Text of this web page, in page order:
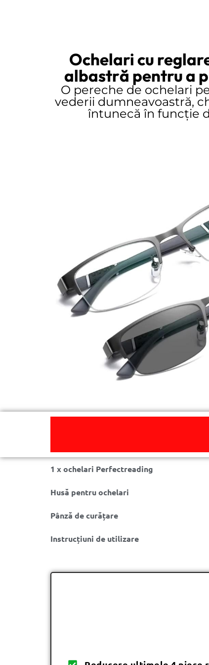
Ochelari cu
albastră pentru a
O pereche de ochelari
vederii dumneavoastră,
întunecă în funcție
1 x ochelari Perfectreading
Husă pentru ochelari
Pânză de curățare
Instrucțiuni de utilizare